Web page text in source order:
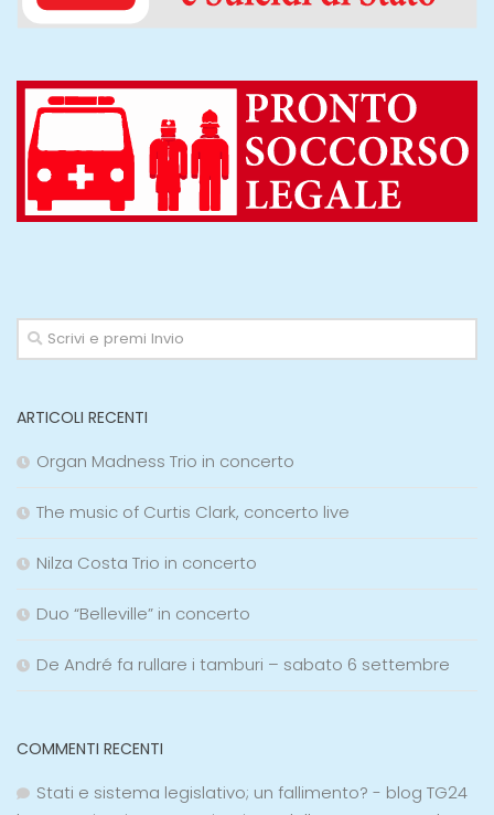
ARTICOLI RECENTI
Organ Madness Trio in concerto
The music of Curtis Clark, concerto live
Nilza Costa Trio in concerto
Duo “Belleville” in concerto
De André fa rullare i tamburi – sabato 6 settembre
COMMENTI RECENTI
Stati e sistema legislativo; un fallimento? - blog TG24